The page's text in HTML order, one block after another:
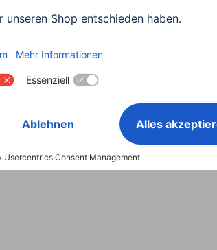
Land wählen
Konformitätserklärungen